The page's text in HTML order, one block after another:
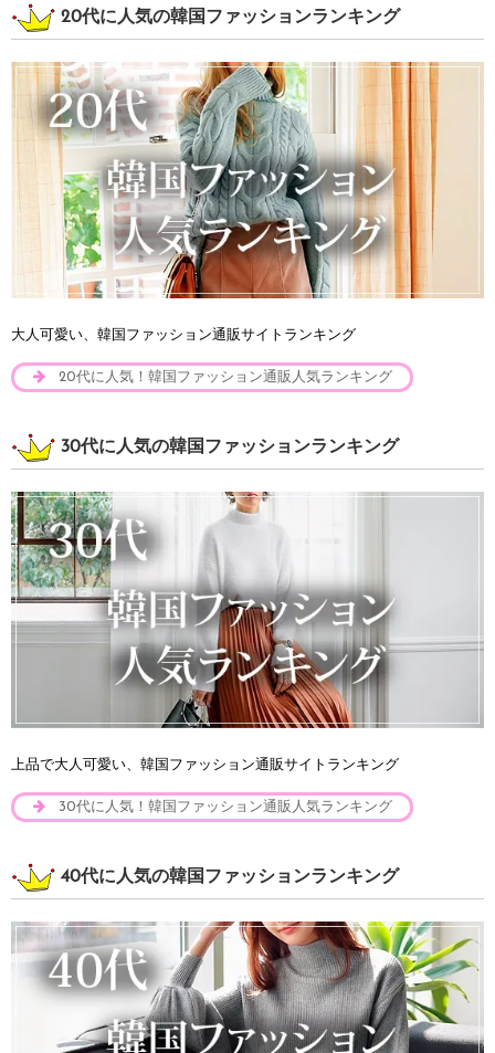
20代に人気の韓国ファッションランキング
大人可愛い、韓国ファッション通販サイトランキング
20代に人気！韓国ファッション通販人気ランキング
30代に人気の韓国ファッションランキング
上品で大人可愛い、韓国ファッション通販サイトランキング
30代に人気！韓国ファッション通販人気ランキング
40代に人気の韓国ファッションランキング